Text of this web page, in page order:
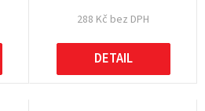
288 Kč bez DPH
DETAIL